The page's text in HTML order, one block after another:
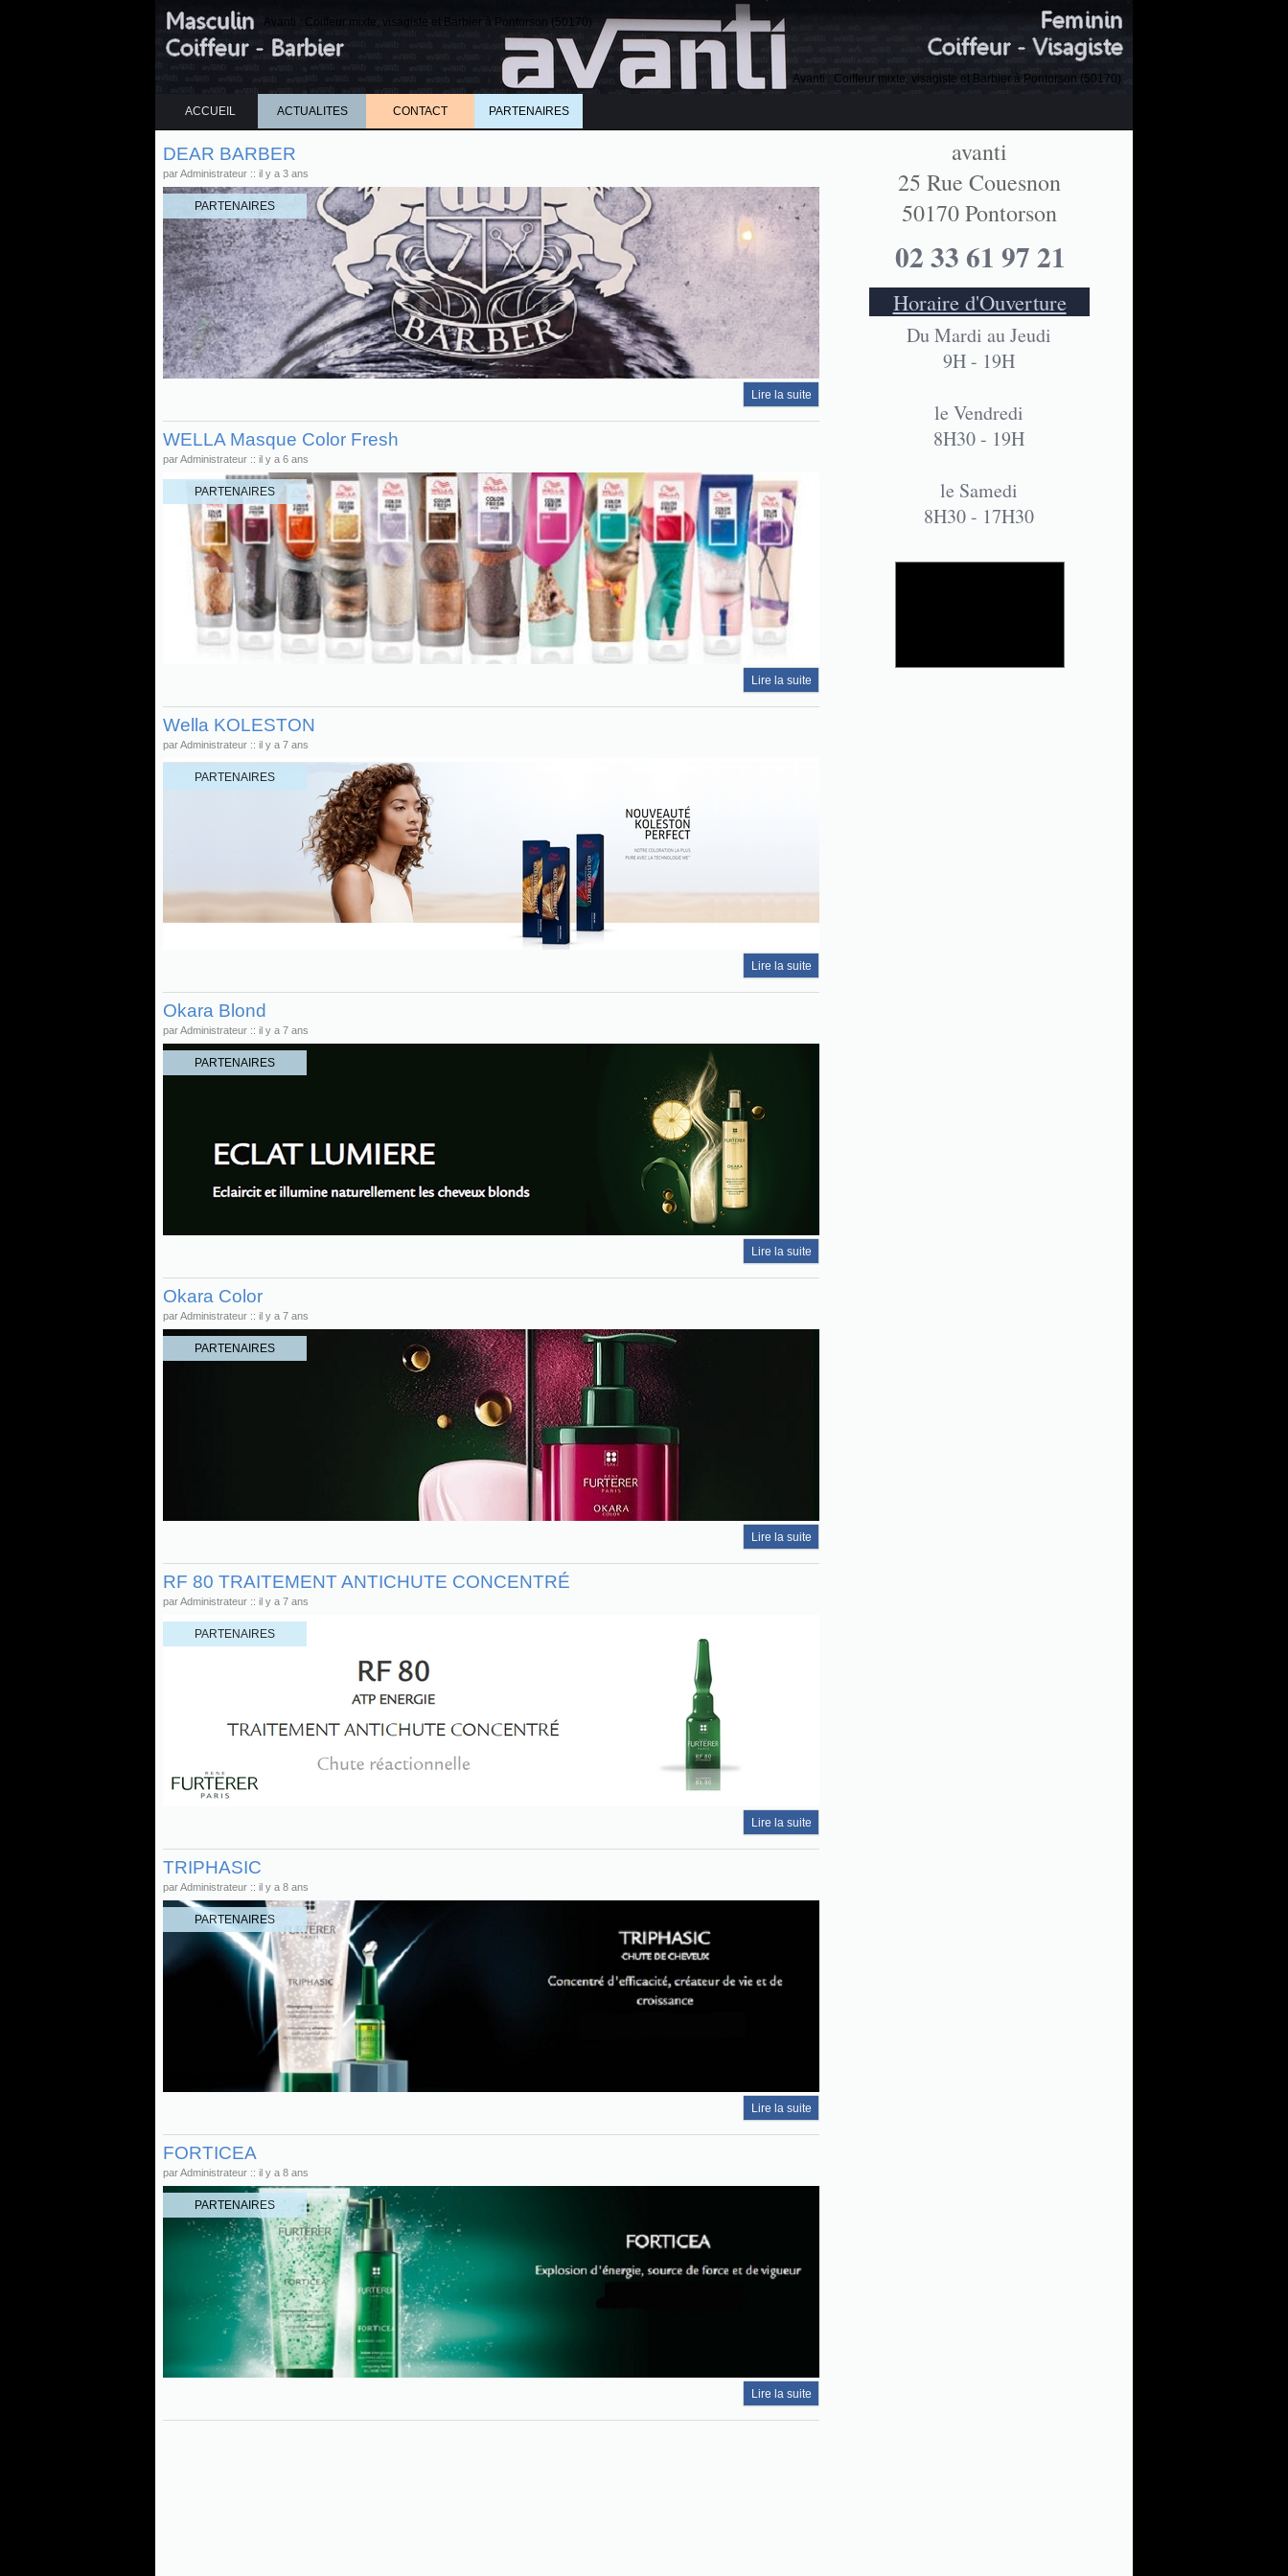
Avanti : Coiffeur mixte, visagiste et Barbier à Pontorson (50170)
Avanti : Coiffeur mixte, visagiste et Barbier à Pontorson (50170)
ACCUEIL ACTUALITES CONTACT PARTENAIRES
DEAR BARBER
par Administrateur :: il y a 3 ans
Lire la suite
PARTENAIRES
WELLA Masque Color Fresh
par Administrateur :: il y a 6 ans
Lire la suite
PARTENAIRES
Wella KOLESTON
par Administrateur :: il y a 7 ans
Lire la suite
PARTENAIRES
Okara Blond
par Administrateur :: il y a 7 ans
Lire la suite
PARTENAIRES
Okara Color
par Administrateur :: il y a 7 ans
Lire la suite
PARTENAIRES
RF 80 TRAITEMENT ANTICHUTE CONCENTRÉ
par Administrateur :: il y a 7 ans
Lire la suite
PARTENAIRES
TRIPHASIC
par Administrateur :: il y a 8 ans
Lire la suite
PARTENAIRES
FORTICEA
par Administrateur :: il y a 8 ans
Lire la suite
PARTENAIRES
avanti
25 Rue Couesnon
50170 Pontorson
Horaire d'Ouverture
Du Mardi au Jeudi
9H - 19H
le Vendredi
8H30 - 19H
le Samedi
8H30 - 17H30
02 33 61 97 21